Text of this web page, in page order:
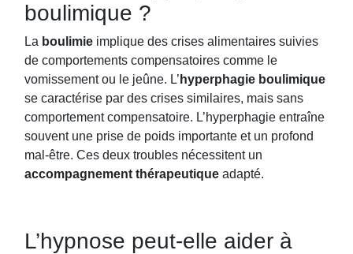
boulimique ?
La boulimie implique des crises alimentaires suivies
de comportements compensatoires comme le
vomissement ou le jeûne. L’ hyperphagie boulimique
se caractérise par des crises similaires, mais sans
comportement compensatoire. L’hyperphagie entraîne
souvent une prise de poids importante et un profond
mal-être. Ces deux troubles nécessitent un
accompagnement thérapeutique adapté.
L’hypnose peut-elle aider à